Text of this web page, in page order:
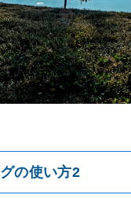
の使い方2